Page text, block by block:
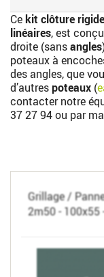
Cekit clôture rigide
linéaires, est
droite (sansangles
poteaux à
des angles, que
d’autrespoteaux (
contacter notre
37 27 94ou par
Grillage /
2m50 - 100x55